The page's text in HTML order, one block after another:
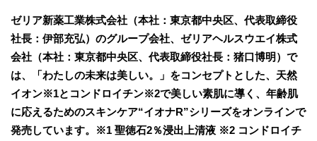
ゼリア新薬工業株式会社（本社：東京都中央区、代表取締役
社長：伊部充弘）のグループ会社、ゼリアヘルスウエイ株式
会社（本社：東京都中央区、代表取締役社長：猪口博明）で
は、「わたしの未来は美しい。」をコンセプトとした、天然
イオン※1とコンドロイチン※2で美しい素肌に導く、年齢肌
に応えるためのスキンケア“イオナR”シリーズをオンラインで
発売しています。※1 聖徳石2％浸出上清液 ※2 コンドロイチ